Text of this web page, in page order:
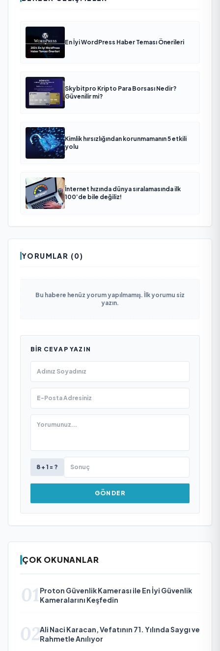
En İyi WordPress Haber Teması Önerileri
Skybitpro Kripto Para Borsası Nedir?
Güvenilir mi?
Kimlik hırsızlığından korunmamanın 5 etkili
yolu
İnternet hızında dünya sıralamasında ilk
100’de bile değiliz!
YORUMLAR (0)
Bu habere henüz yorum yapılmamış. İlk yorumu siz
yazın.
BIR CEVAP YAZIN
8 + 1 = ?
GÖNDER
ÇOK OKUNANLAR
01 Proton Güvenlik Kamerası ile En İyi Güvenlik
Kameralarını Keşfedin
02Ali Naci Karacan, Vefatının 71. Yılında Saygı ve
Rahmetle Anılıyor